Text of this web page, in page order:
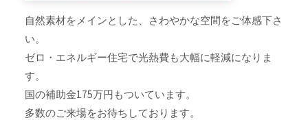
自然素材をメインとした、さわやかな空間をご体感下さ
い。
ゼロ・エネルギー住宅で光熱費も大幅に軽減になりま
す。
国の補助金175万円もついています。
多数のご来場をお待ちしております。